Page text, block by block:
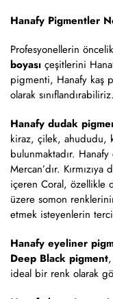
Hanafy Pigmentler
Profesyonellerin
boyası çeşitlerini
pigmenti, Hanafy kaş
olarak sınıflandırabiliriz.
Hanafy dudak
kiraz, çilek, ahududu,
bulunmaktadır.
Mercan’dır.
içeren Coral, özellikle
üzere somon
etmek isteyenlerin
Hanafy eyeliner
Deep Black pigment
ideal bir renk olarak